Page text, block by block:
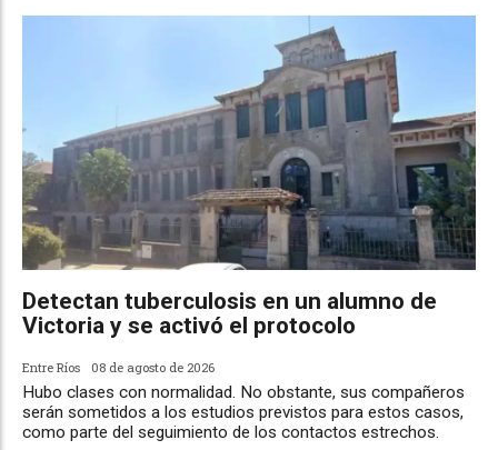
Detectan tuberculosis en un alumno de
Victoria y se activó el protocolo
Entre Ríos 08 de agosto de 2026
Hubo clases con normalidad. No obstante, sus compañeros
serán sometidos a los estudios previstos para estos casos,
como parte del seguimiento de los contactos estrechos.